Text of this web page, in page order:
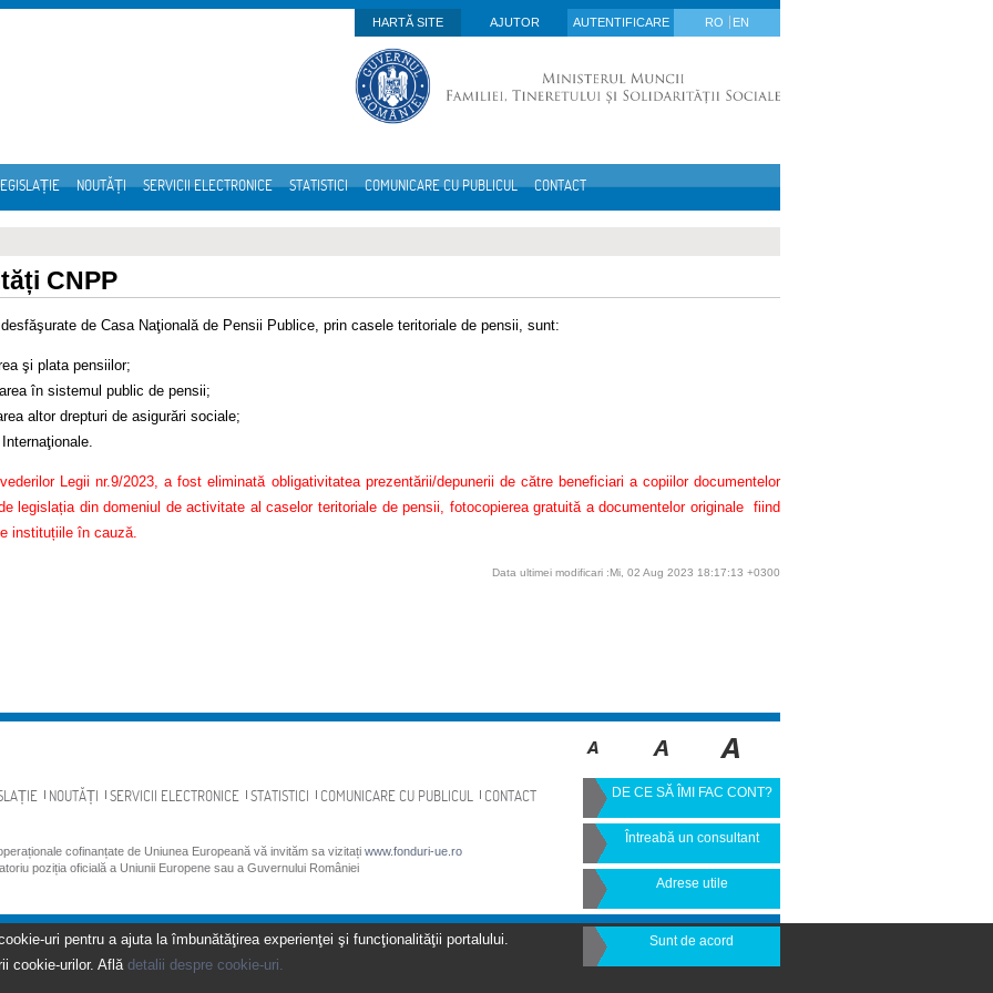
HARTĂ SITE
AJUTOR AUTENTIFICARE RO EN
NOUTĂȚI SERVICII ELECTRONICE STATISTICI COMUNICARE CU PUBLICUL CONTACT
CNPP
de Casa Naţională de Pensii Publice, prin casele teritoriale de pensii, sunt:
şi plata pensiilor;
în sistemul public de pensii;
altor drepturi de asigurări sociale;
Legii nr.9/2023, a fost eliminată obligativitatea prezentării/depunerii de către beneficiari a copiilor documentelor
legislația din domeniul de activitate al caselor teritoriale de pensii, fotocopierea gratuită a documentelor originale fiind
instituțiile în cauză.
Data ultimei modificari :Mi, 02 Aug 2023 18:17:13 +0300
NOUTĂȚI SERVICII ELECTRONICE STATISTICI COMUNICARE CU PUBLICUL CONTACT
cofinanțate de Uniunea Europeană vă invităm sa vizitați www.fonduri-ue.ro
poziția oficială a Uniunii Europene sau a Guvernului României
DE CE SĂ ÎMI FAC CONT?
Întreabă un consultant
Adrese utile
uri pentru a ajuta la îmbunătăţirea experienţei şi funcţionalităţii portalului.
cookie-urilor. Află detalii despre cookie-uri.
Sunt de acord